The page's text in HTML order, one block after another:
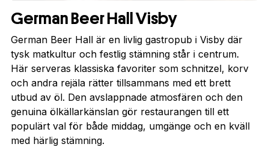
German Beer Hall Visby
German Beer Hall är en livlig gastropub i Visby där
tysk matkultur och festlig stämning står i centrum.
Här serveras klassiska favoriter som schnitzel, korv
och andra rejäla rätter tillsammans med ett brett
utbud av öl. Den avslappnade atmosfären och den
genuina ölkällarkänslan gör restaurangen till ett
populärt val för både middag, umgänge och en kväll
med härlig stämning.